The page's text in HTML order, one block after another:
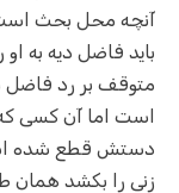
آنچه محل بحث
باید فاضل دیه به
متوقف بر رد
است اما آن کسی
دستش قطع شده
زنی را بکشد همان